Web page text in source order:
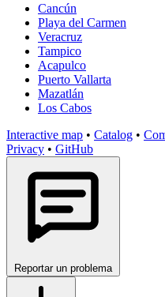
Cancún
Playa del Carmen
Veracruz
Tampico
Acapulco
Puerto Vallarta
Mazatlán
Los Cabos
Interactive map • Catalog •
Privacy • GitHub
Reportar un problema